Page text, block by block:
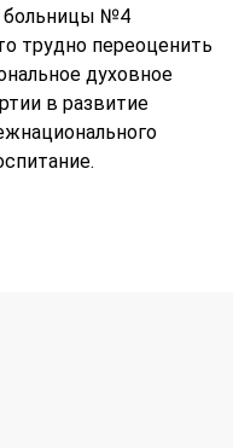
больницы №4
трудно переоценить
духовное
в развитие